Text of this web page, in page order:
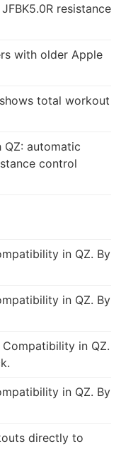
resistance
with older Apple
total workout
automatic
control
in QZ. By
in QZ. By
Compatibility in QZ.
in QZ. By
directly to